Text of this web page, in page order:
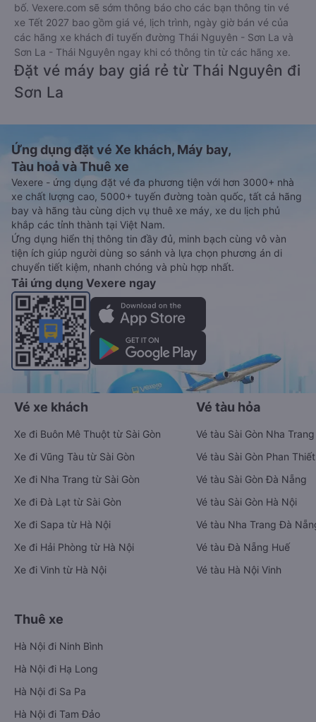
bố. Vexere.com sẽ sớm thông báo cho các bạn thông tin vé
xe Tết 2027 bao gồm giá vé, lịch trình, ngày giờ bán vé của
các hãng xe khách đi tuyến đường Thái Nguyên - Sơn La và
Sơn La - Thái Nguyên ngay khi có thông tin từ các hãng xe.
Đặt vé máy bay giá rẻ từ Thái Nguyên đi
Sơn La
Ứng dụng đặt vé Xe khách, Máy bay,
Tàu hoả và Thuê xe
Vexere - ứng dụng đặt vé đa phương tiện với hơn 3000+ nhà
xe chất lượng cao, 5000+ tuyến đường toàn quốc, tất cả hãng
bay và hãng tàu cùng dịch vụ thuê xe máy, xe du lịch phủ
khắp các tỉnh thành tại Việt Nam.
Ứng dụng hiển thị thông tin đầy đủ, minh bạch cùng vô vàn
tiện ích giúp người dùng so sánh và lựa chọn phương án di
chuyển tiết kiệm, nhanh chóng và phù hợp nhất.
Tải ứng dụng Vexere ngay
Vé xe khách
Xe đi Buôn Mê Thuột từ Sài Gòn
Xe đi Vũng Tàu từ Sài Gòn
Xe đi Nha Trang từ Sài Gòn
Xe đi Đà Lạt từ Sài Gòn
Xe đi Sapa từ Hà Nội
Xe đi Hải Phòng từ Hà Nội
Xe đi Vinh từ Hà Nội
Vé tàu hỏa
Vé tàu Sài Gòn Nha Trang
Vé tàu Sài Gòn Phan Thiết
Vé tàu Sài Gòn Đà Nẵng
Vé tàu Sài Gòn Hà Nội
Vé tàu Nha Trang Đà
Vé tàu Đà Nẵng Huế
Vé tàu Hà Nội Vinh
Thuê xe
Hà Nội đi Ninh Bình
Hà Nội đi Hạ Long
Hà Nội đi Sa Pa
Hà Nội đi Tam Đảo